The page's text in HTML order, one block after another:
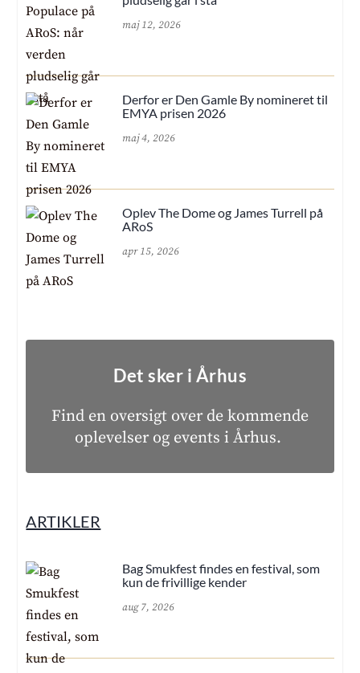
maj 12, 2026
Derfor er Den Gamle By nomineret til
EMYA prisen 2026
maj 4, 2026
Oplev The Dome og James Turrell på
ARoS
apr 15, 2026
Det sker i Århus
Find en oversigt over de kommende
oplevelser og events i Århus.
ARTIKLER
Bag Smukfest findes en festival, som
kun de frivillige kender
aug 7, 2026